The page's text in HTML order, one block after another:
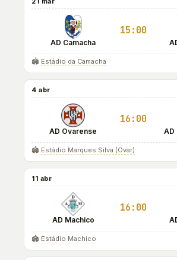
AD Camacha
15:00
🏟️ Estádio da Camacha
4 abr
AD Ovarense
16:00
AD
🏟️ Estádio Marques Silva (Ovar)
11 abr
AD Machico
16:00
🏟️ Estádio Machico